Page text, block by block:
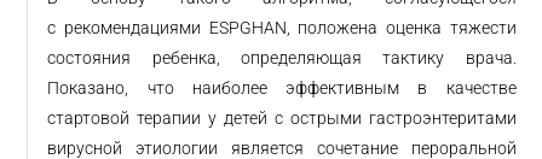
с рекомендациями ESPGHAN, положена оценка тяжести
состояния ребенка, определяющая тактику врача.
Показано, что наиболее эффективным в качестве
стартовой терапии у детей с острыми гастроэнтеритами
вирусной этиологии является сочетание пероральной